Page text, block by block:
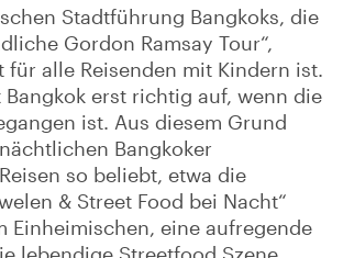
Stadtführung Bangkoks, die
Gordon Ramsay Tour“,
für alle Reisenden mit Kindern ist.
erst richtig auf, wenn die
ist. Aus diesem Grund
Bangkoker
so beliebt, etwa die
& Street Food bei Nacht“
Einheimischen, eine aufregende
lebendige Streetfood Szene